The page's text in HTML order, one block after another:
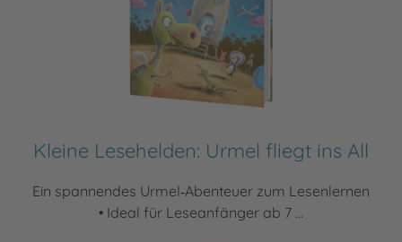
Kleine Lesehelden: Urmel fliegt ins All
Ein spannendes Urmel‑Abenteuer zum Lesenlernen
• Ideal für Leseanfänger ab 7 ...